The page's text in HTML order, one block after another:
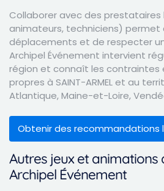
Collaborer avec des
animateurs, techniciens) permet
déplacements et de respecter
Archipel Événement intervient
région et connaît les
propres à SAINT-ARMEL et au
Atlantique, Maine-et-Loire,
Obtenir des recommandations
Autres jeux et animations
Archipel Événement